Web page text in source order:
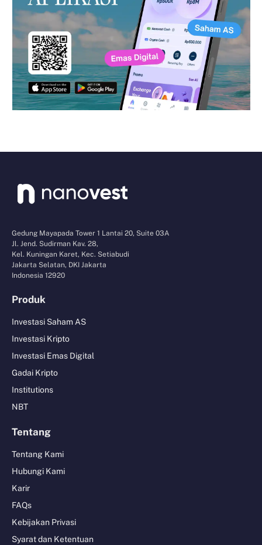
Gedung Mayapada Tower 1 Lantai 20, Suite 03A
Jl. Jend. Sudirman Kav. 28,
Kel. Kuningan Karet, Kec. Setiabudi
Jakarta Selatan, DKI Jakarta
Indonesia 12920
Produk
Investasi Saham AS
Investasi Kripto
Investasi Emas Digital
Gadai Kripto
Institutions
NBT
Tentang
Tentang Kami
Hubungi Kami
Karir
FAQs
Kebijakan Privasi
Syarat dan Ketentuan